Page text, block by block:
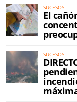
SUCESOS
El
SUCESOS